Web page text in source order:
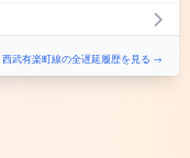
西武有楽町線の全遅延履歴を見る →